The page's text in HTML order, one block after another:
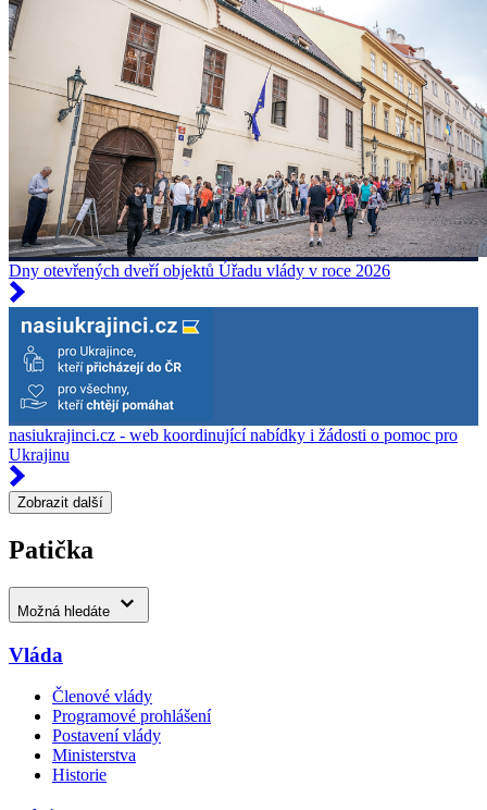
Dny otevřených dveří objektů Úřadu vlády v roce 2026
nasiukrajinci.cz - web koordinující nabídky i žádosti o pomoc pro
Ukrajinu
Zobrazit další
Patička
Možná hledáte
Vláda
Členové vlády
Programové prohlášení
Postavení vlády
Ministerstva
Historie